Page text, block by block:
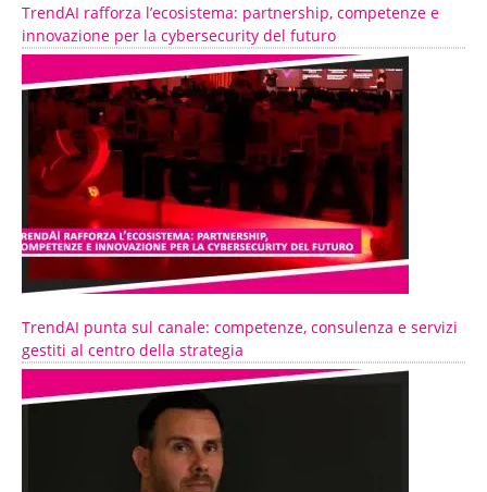
TrendAI rafforza l’ecosistema: partnership, competenze e
innovazione per la cybersecurity del futuro
TrendAI punta sul canale: competenze, consulenza e servizi
gestiti al centro della strategia